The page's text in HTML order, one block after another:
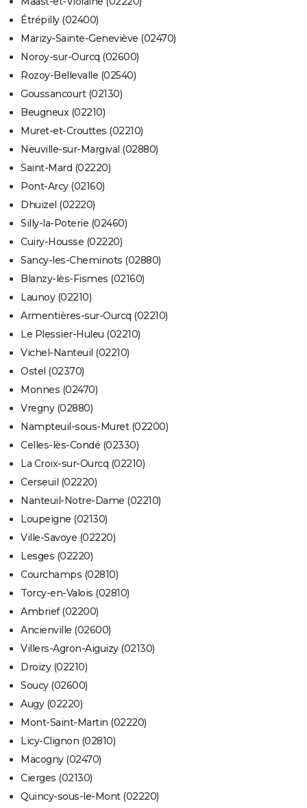
Étrépilly (02400)
Marizy-Sainte-Geneviève (02470)
Noroy-sur-Ourcq (02600)
Rozoy-Bellevalle (02540)
Goussancourt (02130)
Beugneux (02210)
Muret-et-Crouttes (02210)
Neuville-sur-Margival (02880)
Saint-Mard (02220)
Pont-Arcy (02160)
Dhuizel (02220)
Silly-la-Poterie (02460)
Cuiry-Housse (02220)
Sancy-les-Cheminots (02880)
Blanzy-lès-Fismes (02160)
Launoy (02210)
Armentières-sur-Ourcq (02210)
Le Plessier-Huleu (02210)
Vichel-Nanteuil (02210)
Ostel (02370)
Monnes (02470)
Vregny (02880)
Nampteuil-sous-Muret (02200)
Celles-lès-Condé (02330)
La Croix-sur-Ourcq (02210)
Cerseuil (02220)
Nanteuil-Notre-Dame (02210)
Loupeigne (02130)
Ville-Savoye (02220)
Lesges (02220)
Courchamps (02810)
Torcy-en-Valois (02810)
Ambrief (02200)
Ancienville (02600)
Villers-Agron-Aiguizy (02130)
Droizy (02210)
Soucy (02600)
Augy (02220)
Mont-Saint-Martin (02220)
Licy-Clignon (02810)
Macogny (02470)
Cierges (02130)
Quincy-sous-le-Mont (02220)